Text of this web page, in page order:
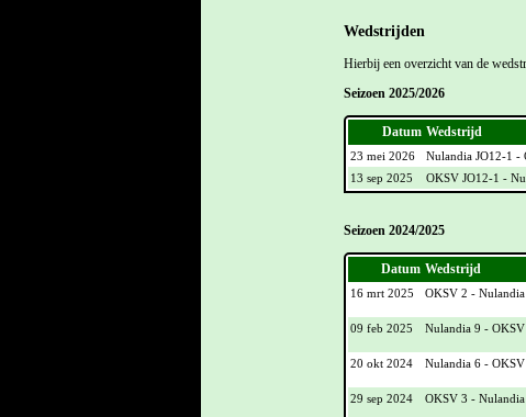
Wedstrijden
Hierbij een overzicht van de
Seizoen 2025/2026
Datum Wedstrijd
23 mei 2026 Nulandia JO12-1 -
13 sep 2025
OKSV JO12-1 -
Seizoen 2024/2025
Datum Wedstrijd
16 mrt 2025 OKSV 2 -
09 feb 2025
Nulandia 9 - OKSV
20 okt 2024
Nulandia 6 - OKSV
29 sep 2024
OKSV 3 - Nulandia